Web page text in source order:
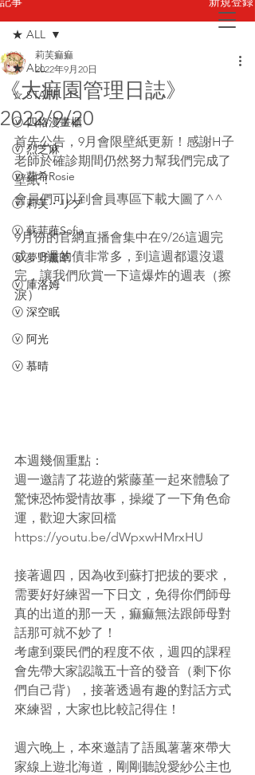
お問い合わせ
★ ALL
☆ STAFF
ⓥ 四格漫畫櫃
ⓥ 烈芝麻
ⓥ 蘿希Rosie
ⓥ 莉芙・リブ
ⓥ 蘇菲蕥Sofia
ⓥ 夢野薰草
ⓥ 庫洛姆
ⓥ 深空眠
ⓥ 阿光
ⓥ 慕晴
★ ALL
《大痲園管理日誌》
2022/9/20
莉芙痲痲
2022年9月20日
首先公告，9月會限壁紙更新！感謝H子
老師於確診期間仍然努力幫我們完成了
壁紙！
會員們可以到會員專區下載大圖了^^
9月份的官網直播會集中在9/26這週完
成，3週的債非常多，到這週都還沒還
完，讓我們欣賞一下這爆炸的週表（擦
淚）
本週幾個重點：
週一邀請了花遊的紫藤堇一起來體驗了
驚悚恐怖愛情故事，操縱了一下角色命
運，歡迎大家回檔
https://youtu.be/dWpxwHMrxHU
接著週四，因為收到蘇打把拔的要求，
需要好好練習一下日文，免得你們師母
真的出道的那一天，痲痲無法跟師母對
話那可就不妙了！
考慮到粟民們的程度不依，週四的課程
會先帶大家認識五十音的發音（剩下你
們自己背），接著透過有趣的對話方式
來練習，大家也比較記得住！
週六晚上，本來邀請了語風薯薯來帶大
家線上遊北海道，剛剛聽說愛紗公主也